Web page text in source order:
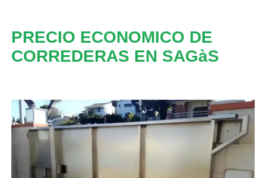
PRECIO ECONOMICO DE
CORREDERAS EN SAGàS